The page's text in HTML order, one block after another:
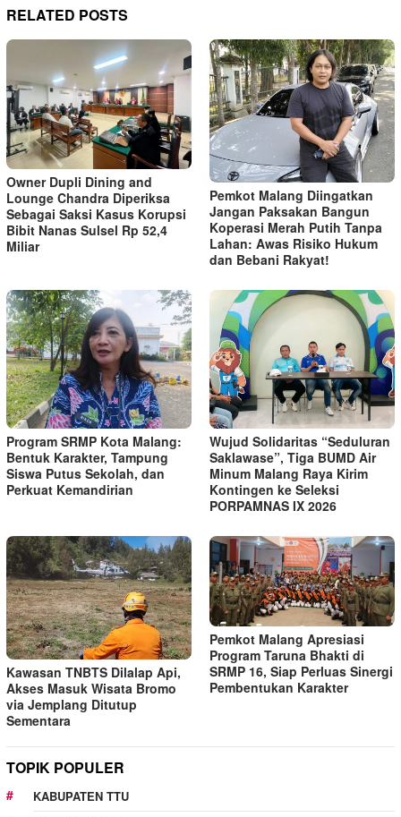
RELATED POSTS
Owner Dupli Dining and
Lounge Chandra Diperiksa
Sebagai Saksi Kasus Korupsi
Bibit Nanas Sulsel Rp 52,4
Miliar
Pemkot Malang Diingatkan
Jangan Paksakan Bangun
Koperasi Merah Putih Tanpa
Lahan: Awas Risiko Hukum
dan Bebani Rakyat!
Program SRMP Kota Malang:
Bentuk Karakter, Tampung
Siswa Putus Sekolah, dan
Perkuat Kemandirian
Wujud Solidaritas “Seduluran
Saklawase”, Tiga BUMD Air
Minum Malang Raya Kirim
Kontingen ke Seleksi
PORPAMNAS IX 2026
Kawasan TNBTS Dilalap Api,
Akses Masuk Wisata Bromo
via Jemplang Ditutup
Sementara
Pemkot Malang Apresiasi
Program Taruna Bhakti di
SRMP 16, Siap Perluas Sinergi
Pembentukan Karakter
TOPIK POPULER
KABUPATEN TTU